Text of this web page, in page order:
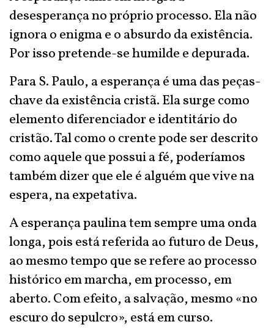
desesperança no próprio processo. Ela não
ignora o enigma e o absurdo da existência.
Por isso pretende-se humilde e depurada.
Para S. Paulo, a esperança é uma das peças-
chave da existência cristã. Ela surge como
elemento diferenciador e identitário do
cristão. Tal como o crente pode ser descrito
como aquele que possui a fé, poderíamos
também dizer que ele é alguém que vive na
espera, na expetativa.
A esperança paulina tem sempre uma onda
longa, pois está referida ao futuro de Deus,
ao mesmo tempo que se refere ao processo
histórico em marcha, em processo, em
aberto. Com efeito, a salvação, mesmo «no
escuro do sepulcro», está em curso.